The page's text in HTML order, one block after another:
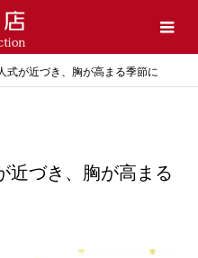
式が近づき、胸が高まる季節に
近づき、胸が高まる